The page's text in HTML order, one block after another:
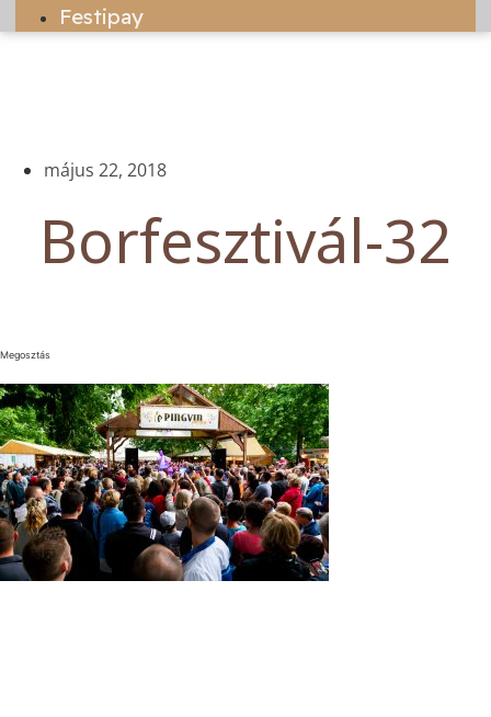
Festipay
május 22, 2018
Borfesztivál-32
Megosztás